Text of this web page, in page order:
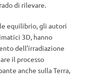
di rilevare.
equilibrio, gli autori
3D, hanno
dell’irradiazione
il processo
anche sulla Terra,